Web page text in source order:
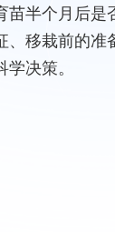
苗半个月后是
、移栽前的准
决策。